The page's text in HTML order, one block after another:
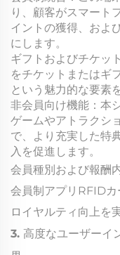
り、顧客がスマート
イントの獲得、およ
にします。
ギフトおよびチケッ
をチケットまたはギ
という魅力的な要素
非会員向け機能：本
ゲームやアトラクシ
で、より充実した特
入を促進します。
会員種別および報酬
会員制アプリRFID
ロイヤルティ向上を
3. 高度なユーザーイ